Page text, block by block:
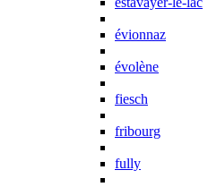
évionnaz
évolène
fiesch
fribourg
fully